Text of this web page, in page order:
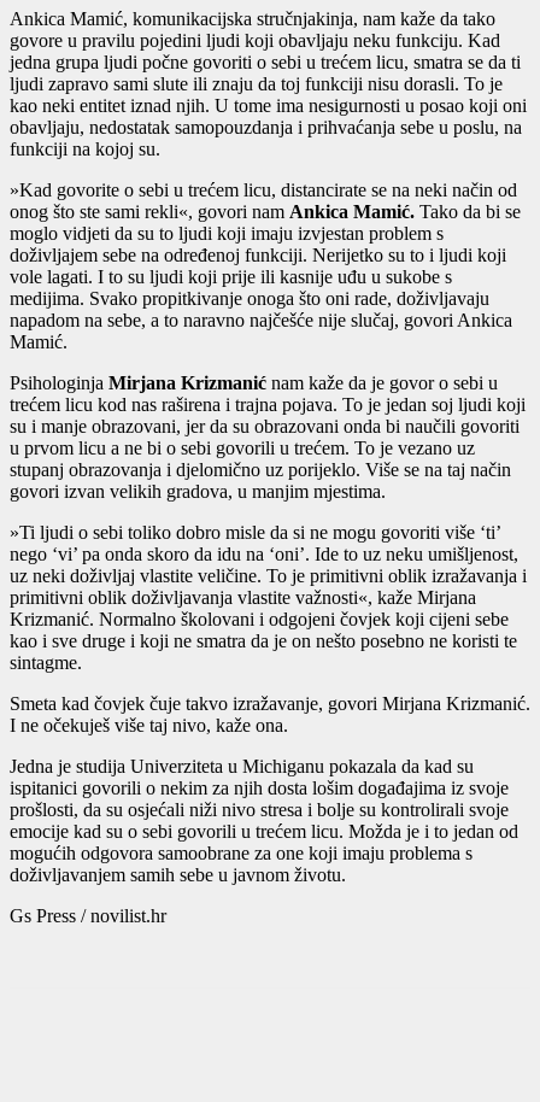
Ankica Mamić, komunikacijska stručnjakinja, nam kaže da tako
govore u pravilu pojedini ljudi koji obavljaju neku funkciju. Kad
jedna grupa ljudi počne govoriti o sebi u trećem licu, smatra se da ti
ljudi zapravo sami slute ili znaju da toj funkciji nisu dorasli. To je
kao neki entitet iznad njih. U tome ima nesigurnosti u posao koji oni
obavljaju, nedostatak samopouzdanja i prihvaćanja sebe u poslu, na
funkciji na kojoj su.
»Kad govorite o sebi u trećem licu, distancirate se na neki način od
onog što ste sami rekli«, govori nam Ankica Mamić. Tako da bi se
moglo vidjeti da su to ljudi koji imaju izvjestan problem s
doživljajem sebe na određenoj funkciji. Nerijetko su to i ljudi koji
vole lagati. I to su ljudi koji prije ili kasnije uđu u sukobe s
medijima. Svako propitkivanje onoga što oni rade, doživljavaju
napadom na sebe, a to naravno najčešće nije slučaj, govori Ankica
Mamić.
Psihologinja Mirjana Krizmanić nam kaže da je govor o sebi u
trećem licu kod nas raširena i trajna pojava. To je jedan soj ljudi koji
su i manje obrazovani, jer da su obrazovani onda bi naučili govoriti
u prvom licu a ne bi o sebi govorili u trećem. To je vezano uz
stupanj obrazovanja i djelomično uz porijeklo. Više se na taj način
govori izvan velikih gradova, u manjim mjestima.
»Ti ljudi o sebi toliko dobro misle da si ne mogu govoriti više ‘ti’
nego ‘vi’ pa onda skoro da idu na ‘oni’. Ide to uz neku umišljenost,
uz neki doživljaj vlastite veličine. To je primitivni oblik izražavanja i
primitivni oblik doživljavanja vlastite važnosti«, kaže Mirjana
Krizmanić. Normalno školovani i odgojeni čovjek koji cijeni sebe
kao i sve druge i koji ne smatra da je on nešto posebno ne koristi te
sintagme.
Smeta kad čovjek čuje takvo izražavanje, govori Mirjana Krizmanić.
I ne očekuješ više taj nivo, kaže ona.
Jedna je studija Univerziteta u Michiganu pokazala da kad su
ispitanici govorili o nekim za njih dosta lošim događajima iz svoje
prošlosti, da su osjećali niži nivo stresa i bolje su kontrolirali svoje
emocije kad su o sebi govorili u trećem licu. Možda je i to jedan od
mogućih odgovora samoobrane za one koji imaju problema s
doživljavanjem samih sebe u javnom životu.
Gs Press / novilist.hr